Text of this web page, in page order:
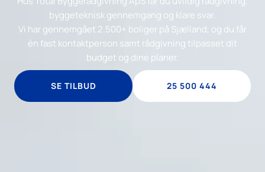
byggeteknisk gennemgang og klare svar.
Vi har gennemgået 2.500+ boliger på Sjælland, og du får
én fast kontaktperson samt rådgivning tilpasset dit
budget og dine planer.
SE TILBUD 25 500 444